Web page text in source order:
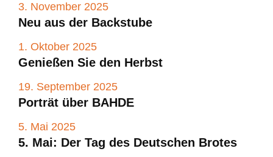
3. November 2025
Neu aus der Backstube
1. Oktober 2025
Genießen Sie den Herbst
19. September 2025
Porträt über BAHDE
5. Mai 2025
5. Mai: Der Tag des Deutschen Brotes